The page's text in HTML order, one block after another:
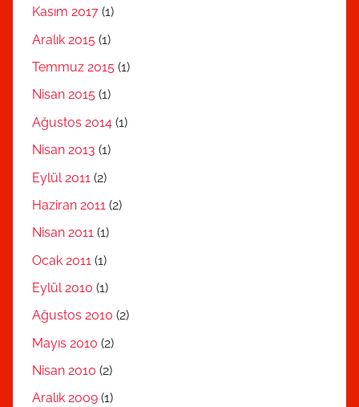
Kasım 2017 (1)
Aralık 2015 (1)
Temmuz 2015 (1)
Nisan 2015 (1)
Ağustos 2014 (1)
Nisan 2013 (1)
Eylül 2011 (2)
Haziran 2011 (2)
Nisan 2011 (1)
Ocak 2011 (1)
Eylül 2010 (1)
Ağustos 2010 (2)
Mayıs 2010 (2)
Nisan 2010 (2)
Aralık 2009 (1)